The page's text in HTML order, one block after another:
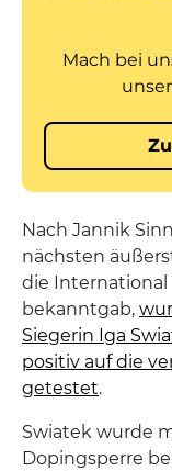
Nach Jannik
nächsten
die International
bekanntgab,
Siegerin Iga
positiv auf die
getestet.
Swiatek wurde
Dopingsperre